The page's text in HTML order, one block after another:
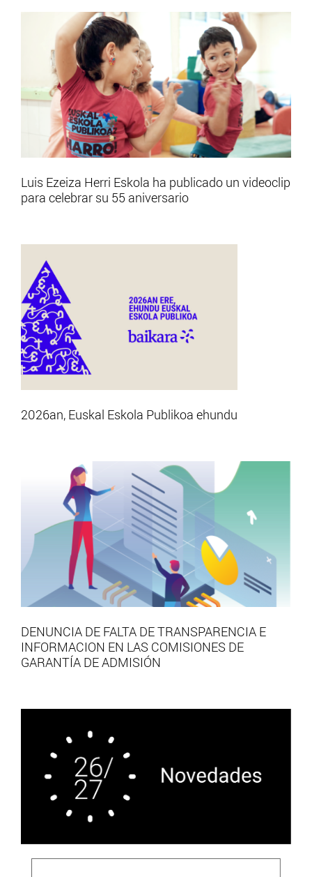
Luis Ezeiza Herri Eskola ha publicado un videoclip
para celebrar su 55 aniversario
2026an, Euskal Eskola Publikoa ehundu
DENUNCIA DE FALTA DE TRANSPARENCIA E
INFORMACION EN LAS COMISIONES DE
GARANTÍA DE ADMISIÓN